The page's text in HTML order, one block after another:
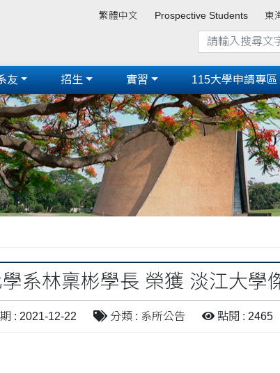
繁體中文 Prospective Students 東
友 招生 實習 115大學申請專區
系林稟彬學長 榮獲 淡江大學
期 : 2021-12-22 分類 : 系所公告 點閱 : 2465